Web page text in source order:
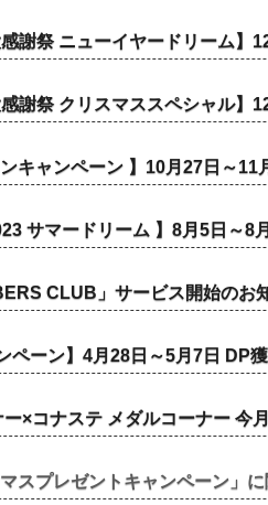
謝祭 ニューイヤードリーム】
謝祭 クリスマススペシャル】
キャンペーン 】10月27日～11
サマードリーム 】8月5日～8
CLUB」サービス開始のお
ペーン】4月28日～5月7日 DP
ー×コナステ メダルコーナー
スプレゼントキャンペーン」